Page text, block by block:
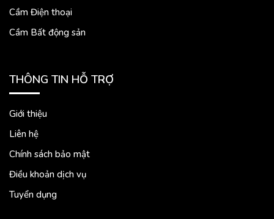
Cầm Điện thoại
Cầm Bất động sản
THÔNG TIN HỖ TRỢ
Giới thiệu
Liên hệ
Chính sách bảo mật
Điều khoản dịch vụ
Tuyển dụng